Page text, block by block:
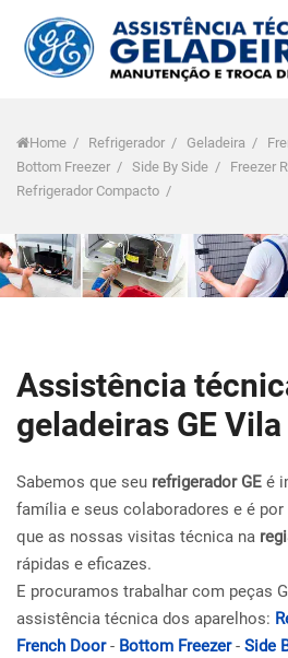
Home / Refrigerador / Geladeira /
Bottom Freezer / Side By Side / Freezer
Refrigerador Compacto /
Assistência
geladeiras GE
Sabemos que seu refrigerador GE é
família e seus colaboradores e é
que as nossas visitas técnica na
rápidas e eficazes.
E procuramos trabalhar com peças
assistência técnica dos aparelhos:
French Door- Bottom Freezer- Side